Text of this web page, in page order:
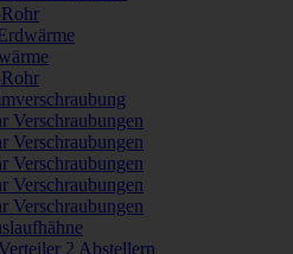
Verschraubungen
Verschraubungen
Verschraubungen
Verschraubungen
Verschraubungen
2 Abstellern